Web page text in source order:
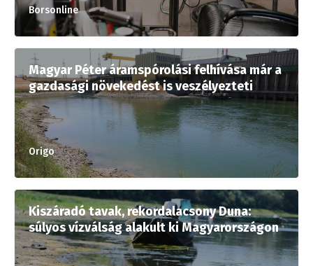
Borsonline
Magyar Péter áramspórolási felhívása már a
gazdasági növekedést is veszélyezteti
Origo
Kiszáradó tavak, rekordalacsony Duna:
súlyos vízválság alakult ki Magyarországon